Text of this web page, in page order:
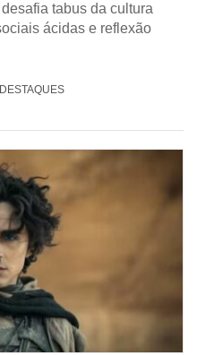
tabus da cultura
ácidas e reflexão